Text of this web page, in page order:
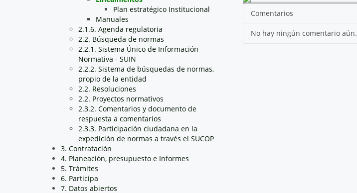
Plan estratégico Institucional
Manuales
2.1.6. Agenda regulatoria
2.2. Búsqueda de normas
2.2.1. Sistema Único de Información
Normativa - SUIN
2.2.2. Sistema de búsquedas de normas,
propio de la entidad
2.2. Resoluciones
2.2. Proyectos normativos
2.3.2. Comentarios y documento de
respuesta a comentarios
2.3.3. Participación ciudadana en la
expedición de normas a través el SUCOP
3. Contratación
4. Planeación, presupuesto e Informes
5. Trámites
6. Participa
7. Datos abiertos
Comentarios
No hay ningún comentario aún.